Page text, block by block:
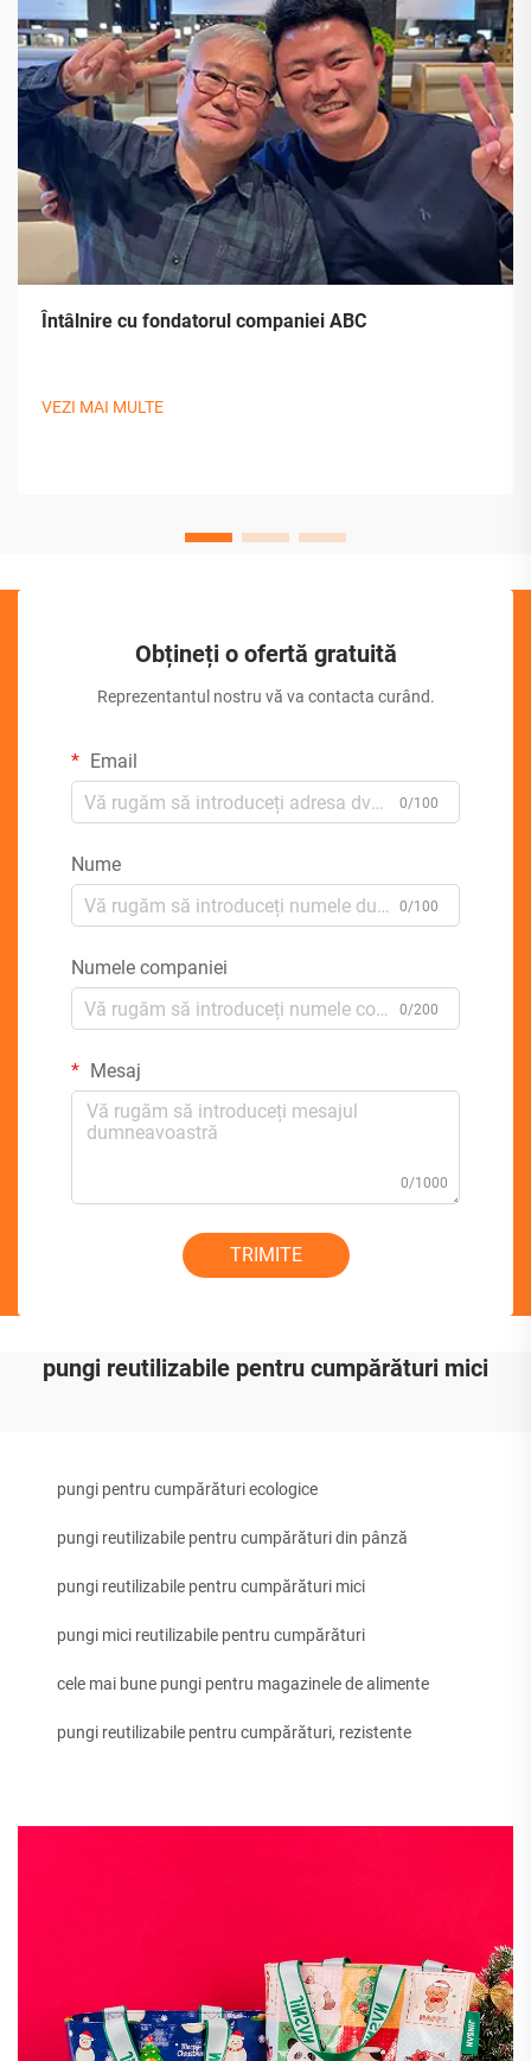
Întâlnire cu fondatorul companiei ABC
VEZI MAI MULTE
Obțineți o ofertă gratuită
Reprezentantul nostru vă va contacta curând.
Email
0/100
Nume
0/100
Numele companiei
0/200
Mesaj
0/1000
TRIMITE
pungi reutilizabile pentru cumpărături mici
pungi pentru cumpărături ecologice
pungi reutilizabile pentru cumpărături din pânză
pungi reutilizabile pentru cumpărături mici
pungi mici reutilizabile pentru cumpărături
cele mai bune pungi pentru magazinele de alimente
pungi reutilizabile pentru cumpărături, rezistente